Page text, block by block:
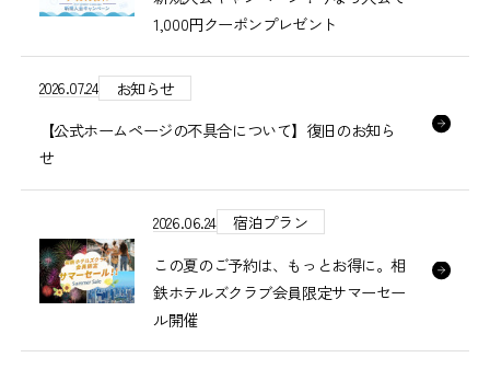
1,000円クーポンプレゼント
2026.07.24
お知らせ
【公式ホームページの不具合について】復旧のお知ら
せ
2026.06.24
宿泊プラン
この夏のご予約は、もっとお得に。相
鉄ホテルズクラブ会員限定サマーセー
ル開催